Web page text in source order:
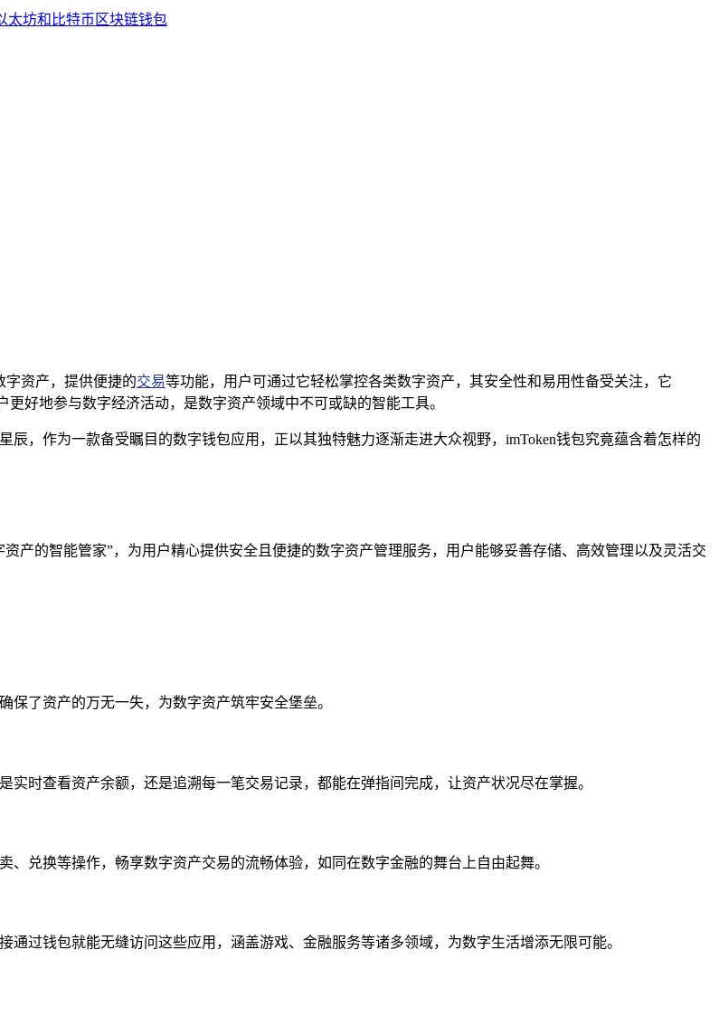
字资产，提供便捷的交易等功能，用户可通过它轻松掌控各类数字资产，其安全性和易用性备受关注，它
好地参与数字经济活动，是数字资产领域中不可或缺的智能工具。
辰，作为一款备受瞩目的数字钱包应用，正以其独特魅力逐渐走进大众视野，imToken钱包究竟蕴含着怎样的
产的智能管家”，为用户精心提供安全且便捷的数字资产管理服务，用户能够妥善存储、高效管理以及灵活交
保了资产的万无一失，为数字资产筑牢安全堡垒。
时查看资产余额，还是追溯每一笔交易记录，都能在弹指间完成，让资产状况尽在掌握。
兑换等操作，畅享数字资产交易的流畅体验，如同在数字金融的舞台上自由起舞。
过钱包就能无缝访问这些应用，涵盖游戏、金融服务等诸多领域，为数字生活增添无限可能。